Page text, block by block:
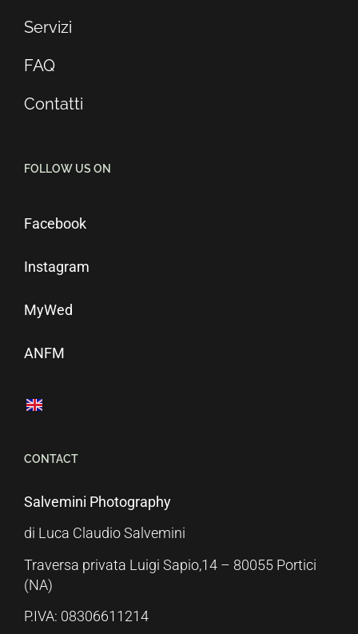
Servizi
FAQ
Contatti
FOLLOW US ON
Facebook
Instagram
MyWed
ANFM
CONTACT
Salvemini Photography
di Luca Claudio Salvemini
Traversa privata Luigi Sapio,14 – 80055 Portici
(NA)
P.IVA: 08306611214